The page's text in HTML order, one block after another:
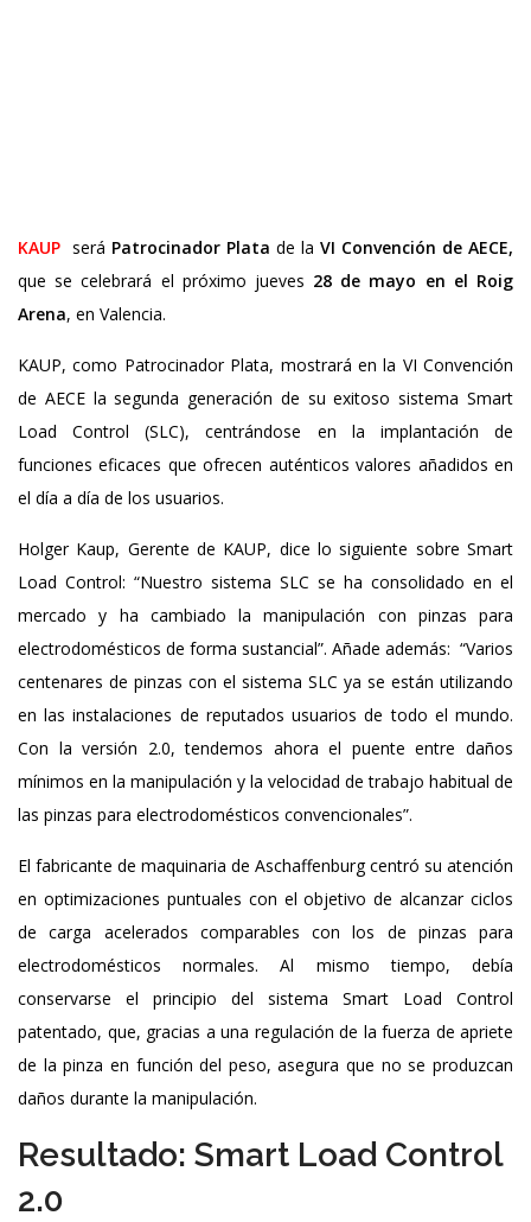
KAUP será Patrocinador Plata de la VI Convención de AECE,
que se celebrará el próximo jueves 28 de mayo en el Roig
Arena, en Valencia.
KAUP, como Patrocinador Plata, mostrará en la VI Convención
de AECE la segunda generación de su exitoso sistema Smart
Load Control (SLC), centrándose en la implantación de
funciones eficaces que ofrecen auténticos valores añadidos en
el día a día de los usuarios.
Holger Kaup, Gerente de KAUP, dice lo siguiente sobre Smart
Load Control: “Nuestro sistema SLC se ha consolidado en el
mercado y ha cambiado la manipulación con pinzas para
electrodomésticos de forma sustancial”. Añade además: “Varios
centenares de pinzas con el sistema SLC ya se están utilizando
en las instalaciones de reputados usuarios de todo el mundo.
Con la versión 2.0, tendemos ahora el puente entre daños
mínimos en la manipulación y la velocidad de trabajo habitual de
las pinzas para electrodomésticos convencionales”.
El fabricante de maquinaria de Aschaffenburg centró su atención
en optimizaciones puntuales con el objetivo de alcanzar ciclos
de carga acelerados comparables con los de pinzas para
electrodomésticos normales. Al mismo tiempo, debía
conservarse el principio del sistema Smart Load Control
patentado, que, gracias a una regulación de la fuerza de apriete
de la pinza en función del peso, asegura que no se produzcan
daños durante la manipulación.
Resultado: Smart Load Control
2.0